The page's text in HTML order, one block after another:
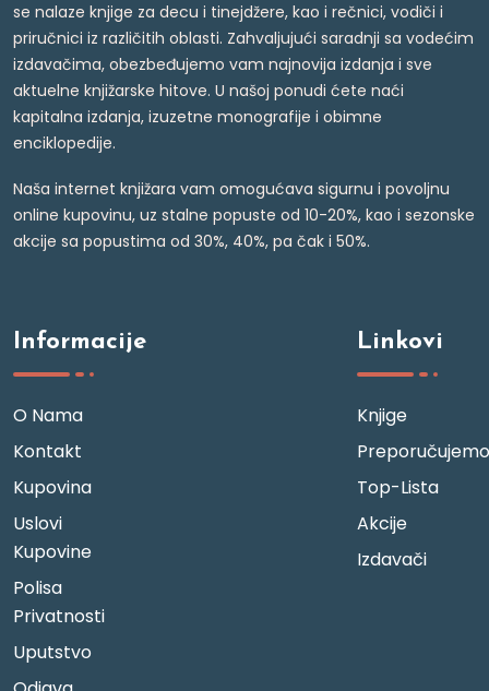
se nalaze knjige za decu i tinejdžere, kao i rečnici, vodiči i
priručnici iz različitih oblasti. Zahvaljujući saradnji sa vodećim
izdavačima, obezbeđujemo vam najnovija izdanja i sve
aktuelne knjižarske hitove. U našoj ponudi ćete naći
kapitalna izdanja, izuzetne monografije i obimne
enciklopedije.
Naša internet knjižara vam omogućava sigurnu i povoljnu
online kupovinu, uz stalne popuste od 10-20%, kao i sezonske
akcije sa popustima od 30%, 40%, pa čak i 50%.
Informacije
O Nama
Kontakt
Kupovina
Uslovi
Kupovine
Polisa
Privatnosti
Uputstvo
Linkovi
Knjige
Preporučujemo
Top-Lista
Akcije
Izdavači